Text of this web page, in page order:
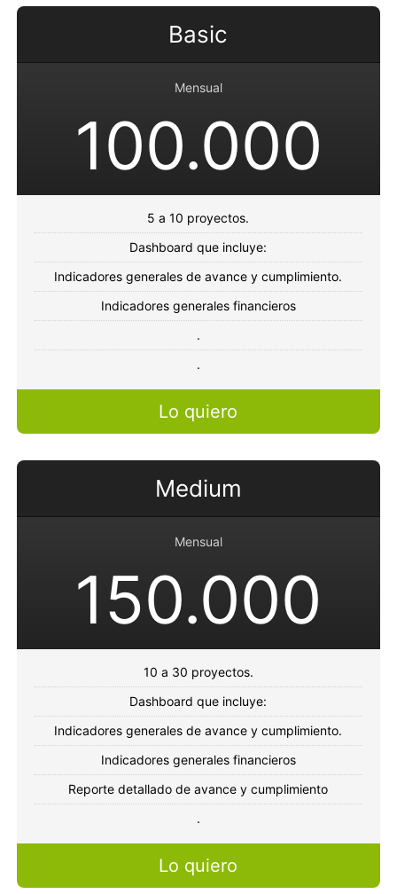
Basic
Mensual
100.000
5 a 10 proyectos.
Dashboard que incluye:
Indicadores generales de avance y cumplimiento.
Indicadores generales financieros
.
.
Lo quiero
Medium
Mensual
150.000
10 a 30 proyectos.
Dashboard que incluye:
Indicadores generales de avance y cumplimiento.
Indicadores generales financieros
Reporte detallado de avance y cumplimiento
.
Lo quiero